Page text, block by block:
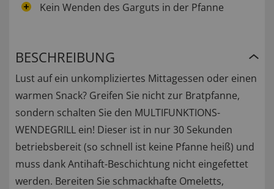
Kein Wenden des Garguts in der Pfanne
BESCHREIBUNG
Lust auf ein unkompliziertes Mittagessen oder einen
warmen Snack? Greifen Sie nicht zur Bratpfanne,
sondern schalten Sie den MULTIFUNKTIONS-
WENDEGRILL ein! Dieser ist in nur 30 Sekunden
betriebsbereit (so schnell ist keine Pfanne heiß) und
muss dank Antihaft-Beschichtung nicht eingefettet
werden. Bereiten Sie schmackhafte Omeletts,